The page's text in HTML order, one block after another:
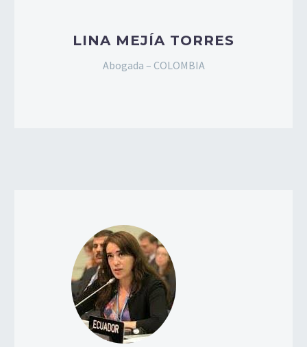
LINA MEJÍA TORRES
Abogada – COLOMBIA